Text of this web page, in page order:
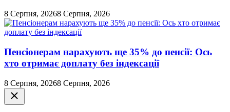
8 Серпня, 20268 Серпня, 2026
Пенсіонерам нарахують ще 35% до пенсії: Ось
хто отримає доплату без індексації
8 Серпня, 20268 Серпня, 2026
Закрити